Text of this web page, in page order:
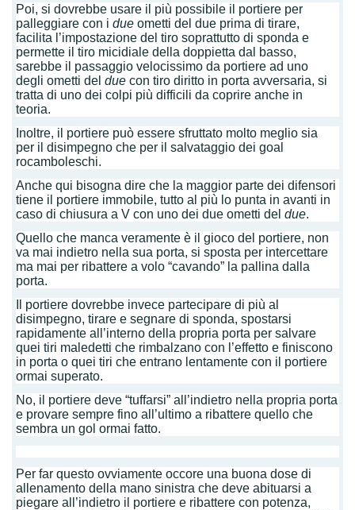
Poi, si dovrebbe usare il più possibile il portiere per
palleggiare con idue ometti del due prima di tirare,
facilita l’impostazione del tiro soprattutto di sponda e
permette il tiro micidiale della doppietta dal basso,
sarebbe il passaggio velocissimo da portiere ad uno
degli ometti deldue con tiro diritto in porta avversaria, si
tratta di uno dei colpi più difficili da coprire anche in
teoria.
Inoltre, il portiere può essere sfruttato molto meglio sia
per il disimpegno che per il salvataggio dei goal
rocamboleschi.
Anche qui bisogna dire che la maggior parte dei difensori
tiene il portiere immobile, tutto al più lo punta in avanti in
caso di chiusura a V con uno dei due ometti deldue.
Quello che manca veramente è il gioco del portiere, non
va mai indietro nella sua porta, si sposta per intercettare
ma mai per ribattere a volo “cavando” la pallina dalla
porta.
Il portiere dovrebbe invece partecipare di più al
disimpegno, tirare e segnare di sponda, spostarsi
rapidamente all’interno della propria porta per salvare
quei tiri maledetti che rimbalzano con l’effetto e finiscono
in porta o quei tiri che entrano lentamente con il portiere
ormai superato.
No, il portiere deve “tuffarsi” all’indietro nella propria porta
e provare sempre fino all’ultimo a ribattere quello che
sembra un gol ormai fatto.
Per far questo ovviamente occore una buona dose di
allenamento della mano sinistra che deve abituarsi a
piegare all’indietro il portiere e ribattere con potenza,